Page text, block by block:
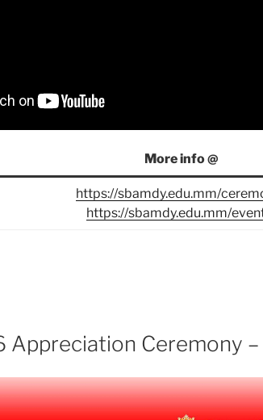
More info @
https://sbamdy.edu.mm/
https://sbamdy.edu.mm/
Appreciation Ceremony